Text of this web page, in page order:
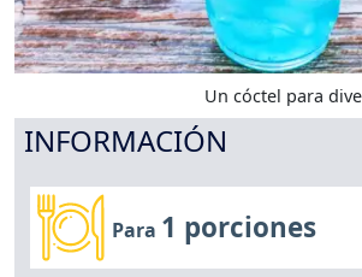
Un cóctel para
INFORMACIÓN
Para 1 porciones